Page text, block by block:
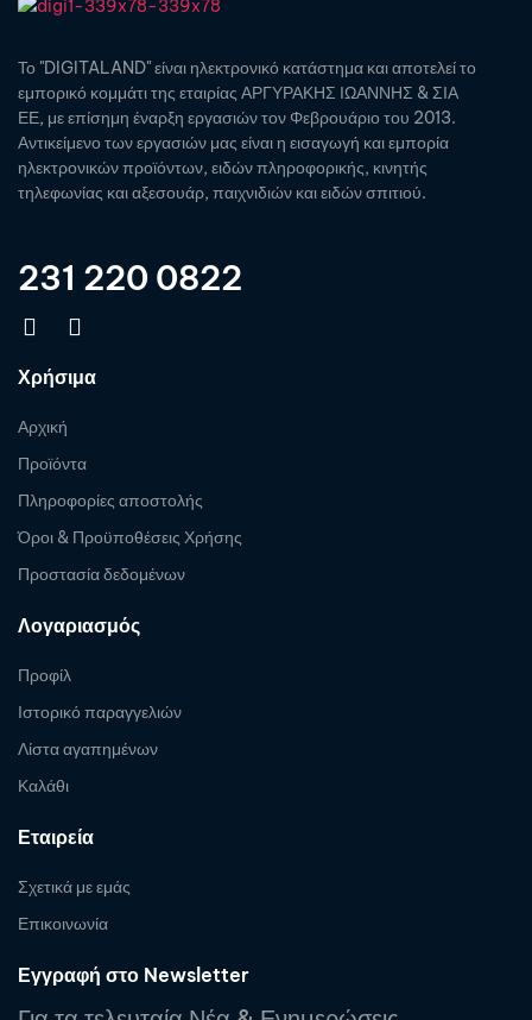
Το "DIGITALAND" είναι ηλεκτρονικό κατάστημα και αποτελεί το
εμπορικό κομμάτι της εταιρίας ΑΡΓΥΡΑΚΗΣ ΙΩΑΝΝΗΣ & ΣΙΑ
ΕΕ, με επίσημη έναρξη εργασιών τον Φεβρουάριο του 2013.
Αντικείμενο των εργασιών μας είναι η εισαγωγή και εμπορία
ηλεκτρονικών προϊόντων, ειδών πληροφορικής, κινητής
τηλεφωνίας και αξεσουάρ, παιχνιδιών και ειδών σπιτιού.
231 220 0822
Χρήσιμα
Αρχική
Προϊόντα
Πληροφορίες αποστολής
Όροι & Προϋποθέσεις Χρήσης
Προστασία δεδομένων
Λογαριασμός
Προφίλ
Ιστορικό παραγγελιών
Λίστα αγαπημένων
Καλάθι
Εταιρεία
Σχετικά με εμάς
Επικοινωνία
Εγγραφή στο Newsletter